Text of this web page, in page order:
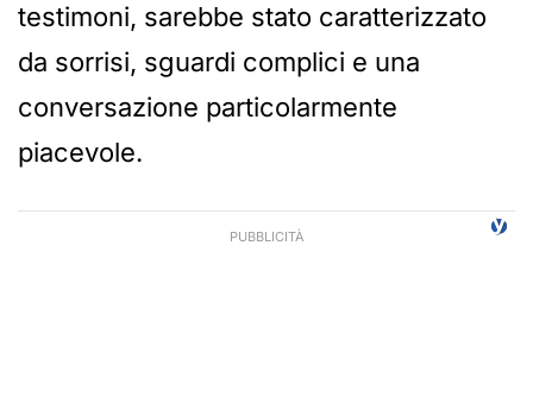
testimoni, sarebbe stato caratterizzato
da sorrisi, sguardi complici e una
conversazione particolarmente
piacevole.